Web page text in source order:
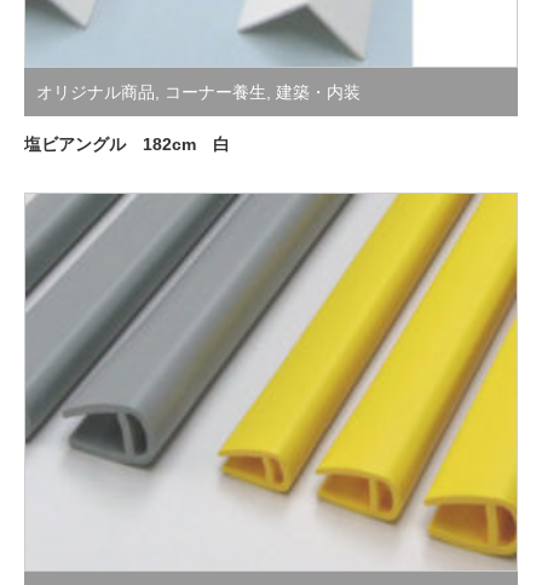
オリジナル商品, コーナー養生, 建築・内装
塩ビアングル 182cm 白